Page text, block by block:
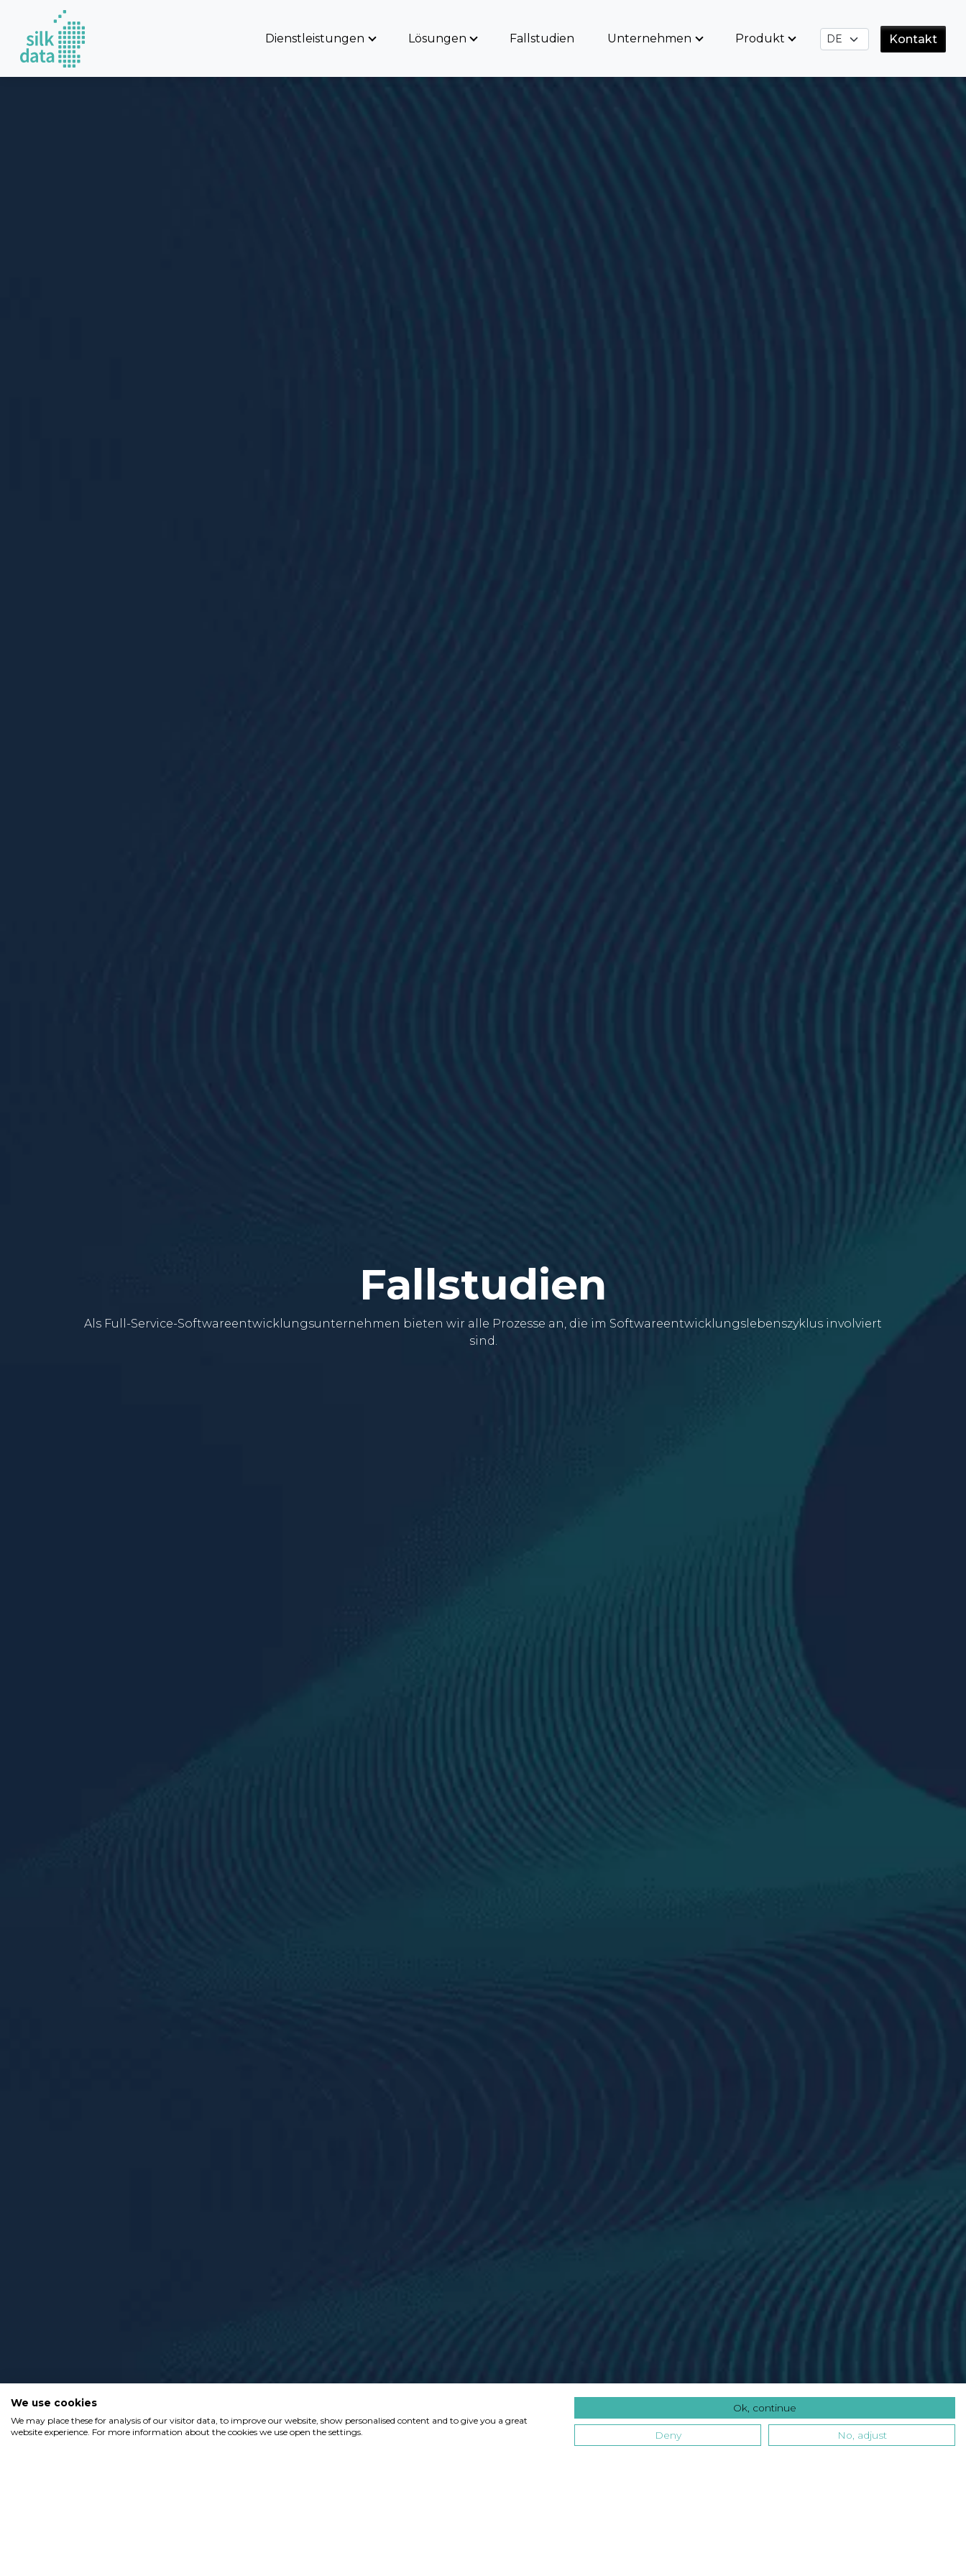
Dienstleistungen Lösungen Fallstudien Unternehmen Produkt Kontakt
Startseite
Fallstudien
Als Full-Service-Softwareentwicklungsunternehmen bieten wir alle Prozesse an, die im Softwareentwicklungslebenszyklus involviert
sind.
We use cookies
We may place these for analysis of our visitor data, to improve our website, show personalised content and to give you a great
website experience. For more information about the cookies we use open the settings.
Ok, continue
Deny No, adjust